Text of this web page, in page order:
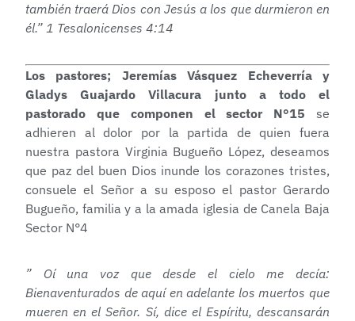
también traerá Dios con Jesús a los que durmieron en
él.” 1 Tesalonicenses 4:14
Los pastores; Jeremías Vásquez Echeverría y
Gladys Guajardo Villacura
junto a todo el
pastorado que componen el sector N°15 se
adhieren al dolor por la partida de quien fuera
nuestra pastora Virginia Bugueño López, deseamos
que paz del buen Dios inunde los corazones tristes,
consuele el Señor a su esposo el pastor Gerardo
Bugueño, familia y a la amada iglesia de Canela Baja
Sector N°4
” Oí una voz que desde el cielo me decía:
Bienaventurados de aquí en adelante los muertos que
mueren en el Señor. Sí, dice el Espíritu, descansarán